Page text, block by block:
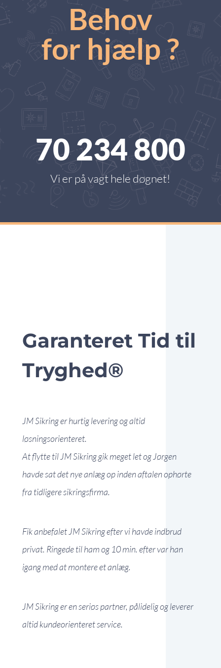
Behov
for hjælp ?
70 234 800
Vi er på vagt hele døgnet!
Garanteret Tid til
Tryghed®
JM Sikring er hurtig levering og altid
løsningsorienteret.
At flytte til JM Sikring gik meget let og Jørgen
havde sat det nye anlæg op inden aftalen ophørte
fra tidligere sikringsfirma.
Fik anbefalet JM Sikring efter vi havde indbrud
privat. Ringede til ham og 10 min. efter var han
igang med at montere et anlæg.
JM Sikring er en seriøs partner, pålidelig og leverer
altid kundeorienteret service.